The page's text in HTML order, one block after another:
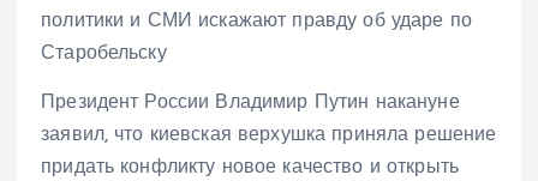
политики и СМИ искажают правду об ударе по
Старобельску
Президент России Владимир Путин накануне
заявил, что киевская верхушка приняла решение
придать конфликту новое качество и открыть